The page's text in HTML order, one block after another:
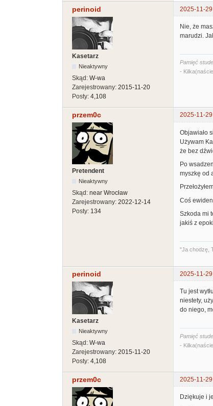
perinoid 2025-11-
Kasetarz
Nieaktywny
Skąd: W-wa
Zarejestrowany: 2015-11-20
Posty: 4,108
Nie, że
marudzi.
Pamięć
-
przem0c 2025-11-
Pretendent
Nieaktywny
Skąd: near Wrocław
Zarejestrowany: 2022-12-14
Posty: 134
Objawiało
Używam
że bez
Po
myszkę od
Coś
Szkoda mi
jakiś z
"Ja chodzę,
perinoid 2025-11-
Kasetarz
Nieaktywny
Skąd: W-wa
Zarejestrowany: 2015-11-20
Posty: 4,108
Tu jest
niestety,
do niego,
Pamięć
-
przem0c 2025-11-
Dziękuje i